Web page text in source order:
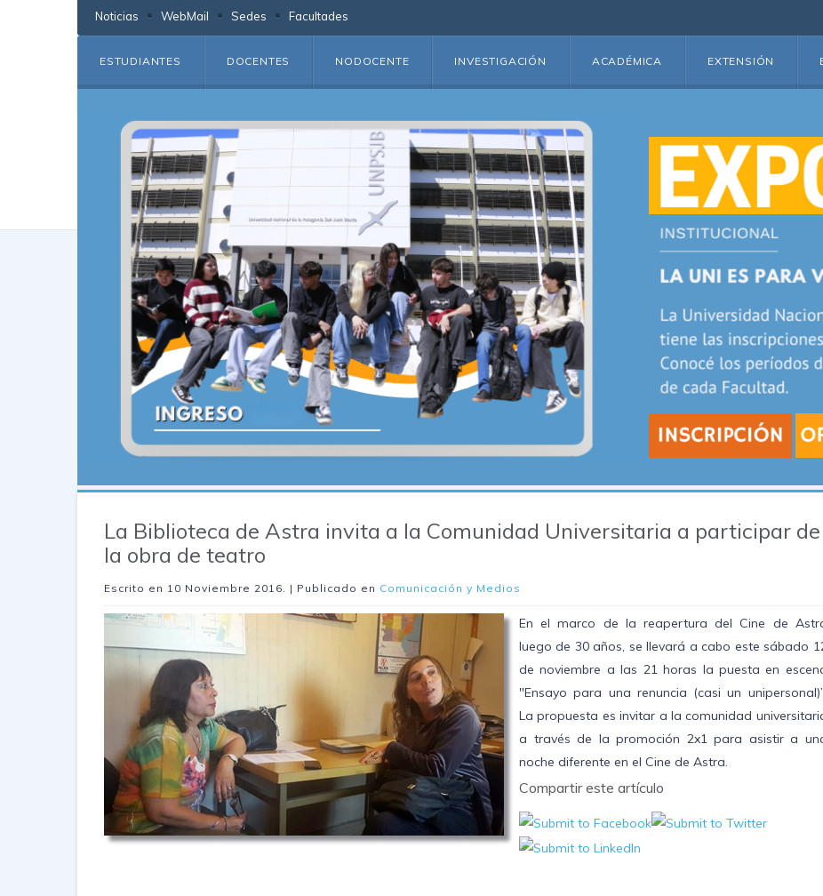
Noticias WebMail Sedes Facultades
ESTUDIANTES DOCENTES NODOCENTE INVESTIGACIÓN ACADÉMICA EXTENSIÓN
La Biblioteca de Astra invita a la Comunidad Universitaria a participar de
la obra de teatro
Escrito en 10 Noviembre 2016. | Publicado en Comunicación y Medios
En el marco de la reapertura del Cine de
luego de 30 años, se llevará a cabo este sábado
de noviembre a las 21 horas la puesta en
"Ensayo para una renuncia (casi un
La propuesta es invitar a la comunidad
a través de la promoción 2x1 para asistir a
noche diferente en el Cine de Astra.
Compartir este artículo